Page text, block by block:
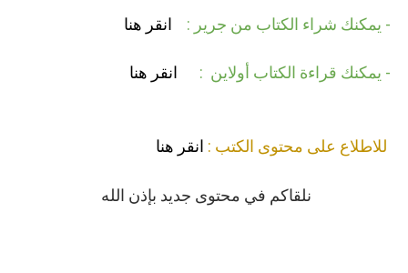
- يمكنك شراء الكتاب من جرير : انقر هنا
- يمكنك قراءة الكتاب أولاين : انقر هنا
للاطلاع على محتوى الكتب : انقر هنا
نلقاكم في محتوى جديد بإذن الله